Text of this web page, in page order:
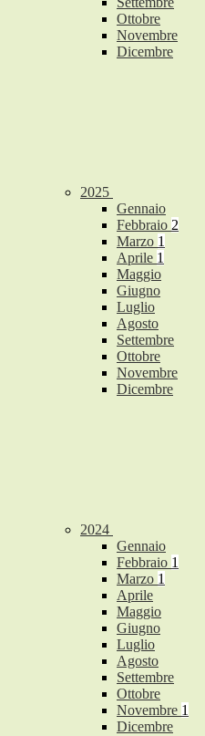
Ottobre
Novembre
Dicembre
2025
Gennaio
Febbraio 2
Marzo 1
Aprile 1
Maggio
Giugno
Luglio
Agosto
Settembre
Ottobre
Novembre
Dicembre
2024
Gennaio
Febbraio 1
Marzo 1
Aprile
Maggio
Giugno
Luglio
Agosto
Settembre
Ottobre
Novembre 1
Dicembre